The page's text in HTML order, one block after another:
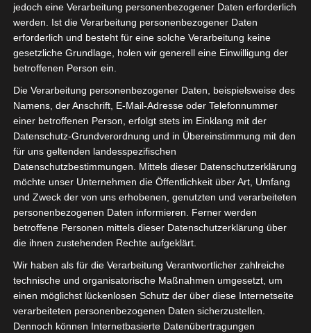
jedoch eine Verarbeitung personenbezogener Daten erforderlich
werden. Ist die Verarbeitung personenbezogener Daten
erforderlich und besteht für eine solche Verarbeitung keine
gesetzliche Grundlage, holen wir generell eine Einwilligung der
betroffenen Person ein.
Die Verarbeitung personenbezogener Daten, beispielsweise des
Namens, der Anschrift, E-Mail-Adresse oder Telefonnummer
einer betroffenen Person, erfolgt stets im Einklang mit der
Datenschutz-Grundverordnung und in Übereinstimmung mit den
für uns geltenden landesspezifischen
Datenschutzbestimmungen. Mittels dieser Datenschutzerklärung
möchte unser Unternehmen die Öffentlichkeit über Art, Umfang
und Zweck der von uns erhobenen, genutzten und verarbeiteten
personenbezogenen Daten informieren. Ferner werden
betroffene Personen mittels dieser Datenschutzerklärung über
die ihnen zustehenden Rechte aufgeklärt.
Wir haben als für die Verarbeitung Verantwortlicher zahlreiche
technische und organisatorische Maßnahmen umgesetzt, um
einen möglichst lückenlosen Schutz der über diese Internetseite
verarbeiteten personenbezogenen Daten sicherzustellen.
Dennoch können Internetbasierte Datenübertragungen